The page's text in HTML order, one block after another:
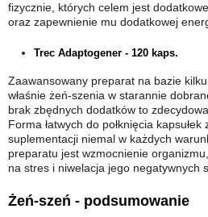
fizycznie, których celem jest
oraz zapewnienie mu dodatkowej
Trec Adaptogener - 120 kaps.
Zaawansowany preparat na bazie
właśnie żeń-szenia w starannie
brak zbędnych dodatków to
Forma łatwych do połknięcia
suplementacji niemal w każdych
preparatu jest wzmocnienie
na stres i niwelacja jego negatywnych
Żeń-szeń - podsumowanie